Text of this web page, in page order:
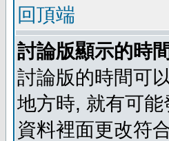
回頂端
討論版顯示的時
討論版的時間可
地方時, 就有可
資料裡面更改符